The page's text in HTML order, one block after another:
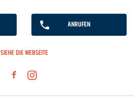
ANRUFEN
SIEHE DIE WEBSEITE